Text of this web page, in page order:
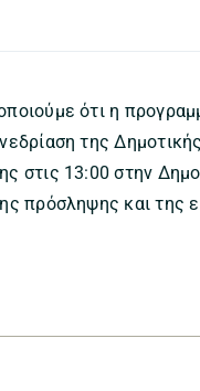
ότι η
της
στις 13:00 στην
πρόσληψης και της